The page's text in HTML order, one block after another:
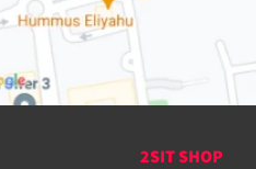
2SIT SHOP